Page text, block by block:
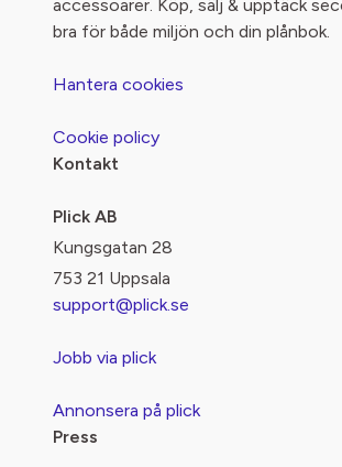
accessoarer. Köp, sälj & upptäck
bra för både miljön och din plånbok.
Hantera cookies
Cookie policy
Kontakt
Plick AB
Kungsgatan 28
753 21 Uppsala
support@plick.se
Jobb via plick
Annonsera på plick
Press